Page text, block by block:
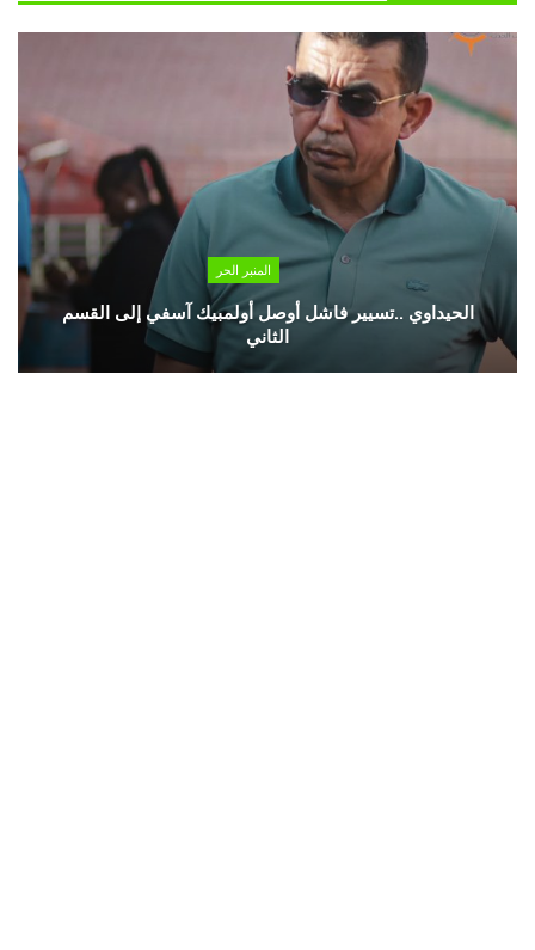
المنبر الحر
الحيداوي ..تسيير فاشل أوصل أولمبيك آسفي إلى القسم
الثاني